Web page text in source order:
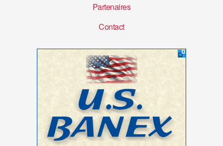
Partenaires
Contact